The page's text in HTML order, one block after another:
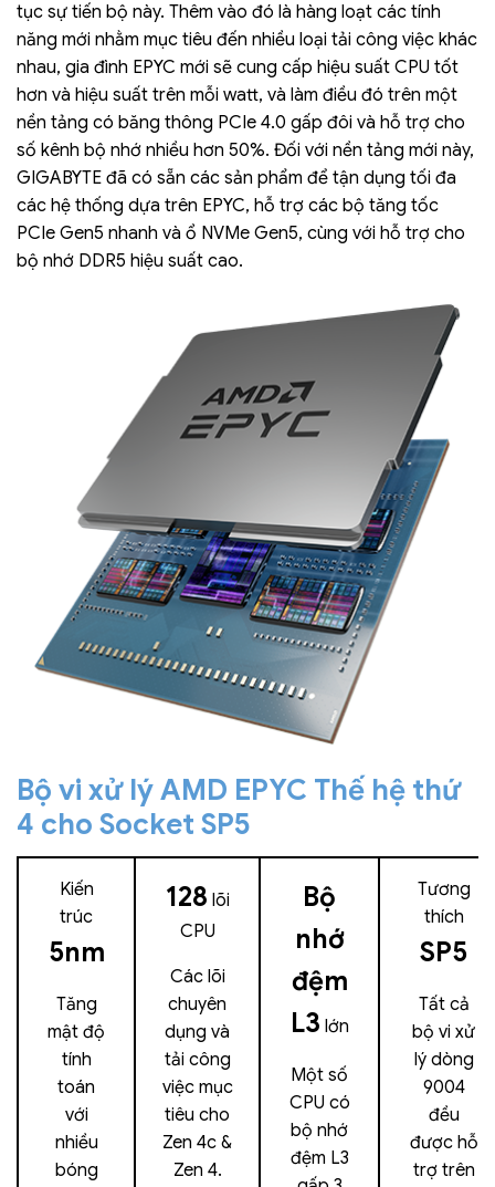
tục sự tiến bộ này. Thêm vào đó là hàng loạt các tính
năng mới nhằm mục tiêu đến nhiều loại tải công việc khác
nhau, gia đình EPYC mới sẽ cung cấp hiệu suất CPU tốt
hơn và hiệu suất trên mỗi watt, và làm điều đó trên một
nền tảng có băng thông PCIe 4.0 gấp đôi và hỗ trợ cho
số kênh bộ nhớ nhiều hơn 50%. Đối với nền tảng mới này,
GIGABYTE đã có sẵn các sản phẩm để tận dụng tối đa
các hệ thống dựa trên EPYC, hỗ trợ các bộ tăng tốc
PCIe Gen5 nhanh và ổ NVMe Gen5, cùng với hỗ trợ cho
bộ nhớ DDR5 hiệu suất cao.
Bộ vi xử lý AMD EPYC Thế hệ thứ
4 cho Socket SP5
Kiến
trúc
5nm
Tăng
mật độ
tính
toán
với
nhiều
bóng
128 lõi
CPU
Các lõi
chuyên
dụng và
tải công
việc mục
tiêu cho
Zen 4c &
Zen 4.
Bộ
nhớ
đệm
L3 lớn
Một số
CPU có
bộ nhớ
đệm L3
Tương
thích
SP5
Tất cả
bộ vi xử
lý dòng
9004
đều
được hỗ
trợ trên